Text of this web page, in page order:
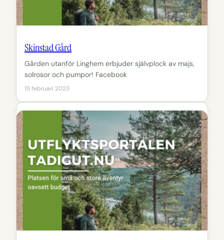
Skinstad Gård
Gården utanför Linghem erbjuder självplock av majs,
solrosor och pumpor! Facebook
15 februari 2023